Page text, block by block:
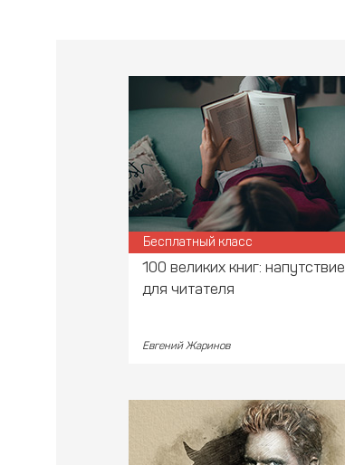
100 великих книг: напутствие
для читателя
Евгений Жаринов
Бесплатный класс